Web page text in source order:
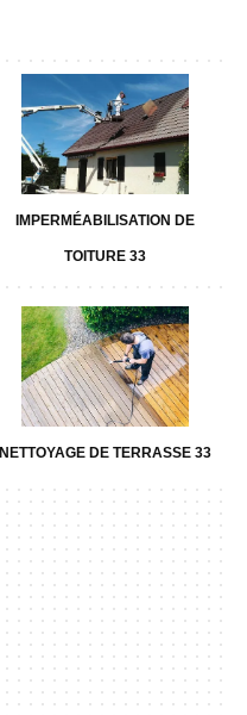
IMPERMÉABILISATION DE
TOITURE 33
NETTOYAGE DE TERRASSE 33